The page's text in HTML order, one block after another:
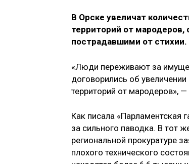
В Орске увеличат
территорий от мародеров,
пострадавшими от стихии.
«Люди переживают за
договорились об
территорий от мародеров»,
Как писала «Парламентская
за сильного паводка. В тот
региональной прокуратуре
плохого технического